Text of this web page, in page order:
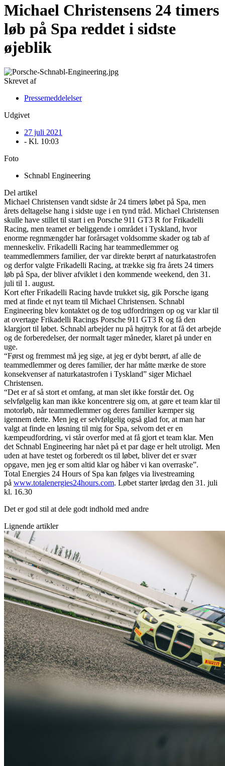
Michael Christensens 24 timers
løb på Spa reddet i sidste
øjeblik
Skrevet af
Pressemeddelelser
Udgivet
27 juli 2021
- Kl. 10:03
Foto
Schnabl Engineering
Del artikel
Michael Christensen vandt sidste år 24 timers løbet på Spa, men
årets deltagelse hang i sidste uge i en tynd tråd. Michael Christensen
skulle have stillet til start i en Porsche 911 GT3 R for Frikadelli
Racing, men teamet er beliggende i området i Tyskland, hvor
enorme regnmængder har forårsaget voldsomme skader og tab af
menneskeliv. Frikadelli Racing har teammedlemmer og
teammedlemmers familier, der var direkte berørt af naturkatastrofen
og derfor valgte Frikadelli Racing, at trække sig fra årets 24 timers
løb på Spa, der bliver afviklet i den kommende weekend, den 31.
juli til 1. august.
Kort efter Frikadelli Racing havde trukket sig, gik Porsche igang
med at finde et nyt team til Michael Christensen. Schnabl
Engineering blev kontaktet og de tog udfordringen op og var klar til
at overtage Frikadelli Racings Porsche 911 GT3 R og få den
klargjort til løbet. Schnabl arbejder nu på højtryk for at få det arbejde
og de forberedelser, der normalt tager måneder, klaret på under en
uge.
“Først og fremmest må jeg sige, at jeg er dybt berørt, af alle de
teammedlemmer og deres familier, der har måtte mærke de store
konsekvenser af naturkatastrofen i Tyskland” siger Michael
Christensen.
“Det er af så stort et omfang, at man slet ikke forstår det. Og
selvfølgelig kan man ikke koncentrere sig om, at gøre et team klar til
motorløb, når teammedlemmer og deres familier kæmper sig
igennem dette. Men jeg er selvfølgelig også glad for, at man har
valgt at finde en løsning til mig for Spa, selvom det er en
kæmpeudfordring, vi står overfor med at få gjort et team klar. Men
det Schnabl Engineering har nået på et par dage er helt utroligt. Men
uden at have testet og forberedt os til løbet, bliver det er svær
opgave, men jeg er som altid klar og håber vi kan overraske”.
Total Energies 24 Hours of Spa kan følges via livestreaming
på www.totalenergies24hours.com. Løbet starter lørdag den 31. juli
kl. 16.30
Det er god stil at dele godt indhold med andre
Lignende artikler